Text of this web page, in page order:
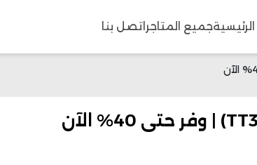
الرئيسيةجميع المتاجر اتصل بنا